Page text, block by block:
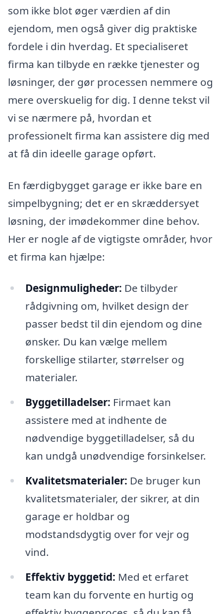
som ikke blot øger værdien af din
ejendom, men også giver dig praktiske
fordele i din hverdag. Et specialiseret
firma kan tilbyde en række tjenester og
løsninger, der gør processen nemmere og
mere overskuelig for dig. I denne tekst vil
vi se nærmere på, hvordan et
professionelt firma kan assistere dig med
at få din ideelle garage opført.
En færdigbygget garage er ikke bare en
simpelbygning; det er en skræddersyet
løsning, der imødekommer dine behov.
Her er nogle af de vigtigste områder, hvor
et firma kan hjælpe:
Designmuligheder: De tilbyder
rådgivning om, hvilket design der
passer bedst til din ejendom og dine
ønsker. Du kan vælge mellem
forskellige stilarter, størrelser og
materialer.
Byggetilladelser: Firmaet kan
assistere med at indhente de
nødvendige byggetilladelser, så du
kan undgå unødvendige forsinkelser.
Kvalitetsmaterialer: De bruger kun
kvalitetsmaterialer, der sikrer, at din
garage er holdbar og
modstandsdygtig over for vejr og
vind.
Effektiv byggetid: Med et erfaret
team kan du forvente en hurtig og